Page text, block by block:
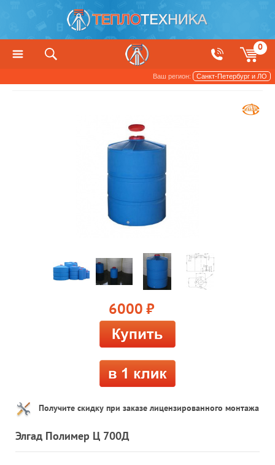
0
Ваш регион: Санкт-Петербург и ЛО
6000 руб.
Получите скидку при заказе лицензированного монтажа
Элгад Полимер Ц 700Д